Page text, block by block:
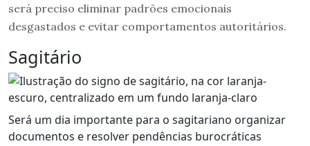
será preciso eliminar padrões emocionais
desgastados e evitar comportamentos autoritários.
Sagitário
Será um dia importante para o sagitariano organizar
documentos e resolver pendências burocráticas